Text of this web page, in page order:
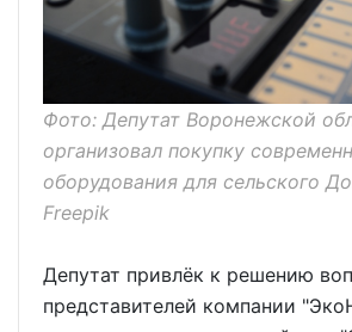
Фото: Депутат Воронежской
организовал покупку
оборудования для сельского
Freepik
Депутат привлёк к решению
представителей компании